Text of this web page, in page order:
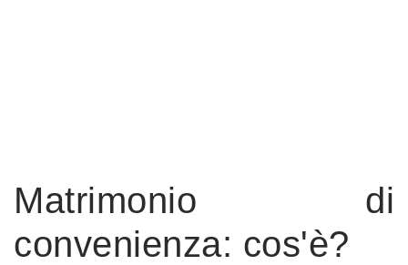
Matrimonio di
convenienza: cos'è?